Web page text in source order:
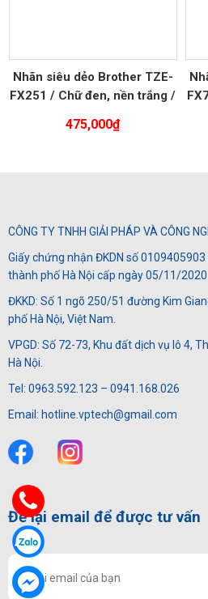
Nhãn siêu dẻo Brother TZE-
FX251 / Chữ đen, nền trắng /
475,000₫
CÔNG TY TNHH GIẢI PHÁP VÀ CÔNG
Giấy chứng nhận ĐKDN số
thành phố Hà Nội cấp ngày 05/11/2020
ĐKKD: Số 1 ngõ 250/51 đường Kim
phố Hà Nội, Việt Nam.
VPGD: Số 72-73, Khu đất dịch vụ lô 4,
Hà Nội.
Tel: 0963.592.123 – 0941.168.026
Email: hotline.vptech@gmail.com
Để lại email để được tư vấn